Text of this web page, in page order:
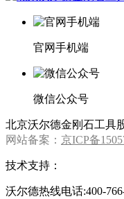
官网手机端
微信公众号
北京沃尔德金刚石工具
网站备案： 京ICP备
技术支持：
沃尔德热线电话:400-